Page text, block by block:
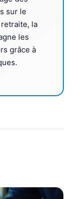
sur le
la
les
grâce à